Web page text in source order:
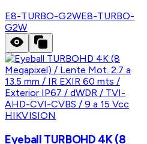
E8-TURBO-G2WE8-TURBO-
G2W
HIKVISION
Eyeball TURBOHD 4K (8